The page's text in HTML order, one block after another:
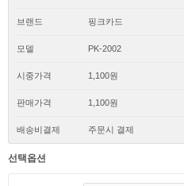
브랜드 핑크카드
모델 PK-2002
시중가격 1,100원
판매가격 1,100원
배송비결제 주문시 결제
선택옵션